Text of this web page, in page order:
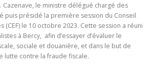
Cazenave, le ministre délégué chargé des
puis présidé la première session du Conseil
(CEF) le 10 octobre 2023. Cette session a réuni
à Bercy, afin d’essayer d’évaluer le
sociale et douanière, et dans le but de
lutte contre la fraude fiscale.